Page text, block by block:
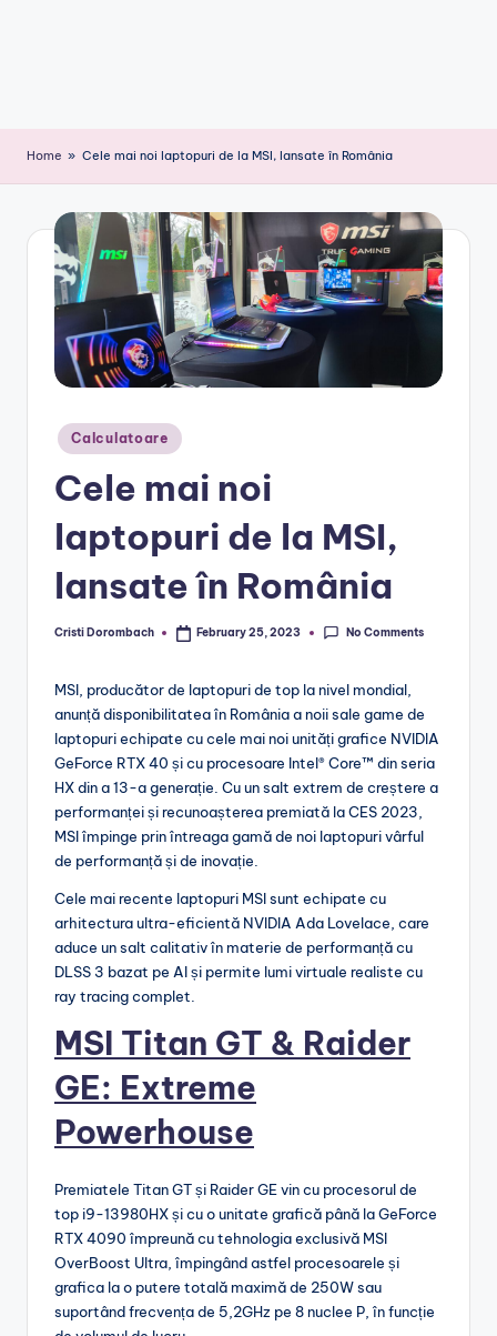
Home » Cele mai noi laptopuri de la MSI, lansate în România
Posted
in
Calculatoare
Cele mai noi
laptopuri de la MSI,
lansate în România
Posted
Cristi Dorombach February 25, 2023 No Comments
MSI, producător de laptopuri de top la nivel mondial,
anunță disponibilitatea în România a noii sale game de
laptopuri echipate cu cele mai noi unități grafice NVIDIA
GeForce RTX 40 și cu procesoare Intel® Core™ din seria
HX din a 13-a generație. Cu un salt extrem de creștere a
performanței și recunoașterea premiată la CES 2023,
MSI împinge prin întreaga gamă de noi laptopuri vârful
de performanță și de inovație.
Cele mai recente laptopuri MSI sunt echipate cu
arhitectura ultra-eficientă NVIDIA Ada Lovelace, care
aduce un salt calitativ în materie de performanță cu
DLSS 3 bazat pe AI și permite lumi virtuale realiste cu
ray tracing complet.
MSI Titan GT & Raider
GE: Extreme
Powerhouse
Premiatele Titan GT și Raider GE vin cu procesorul de
top i9-13980HX și cu o unitate grafică până la GeForce
RTX 4090 împreună cu tehnologia exclusivă MSI
OverBoost Ultra, împingând astfel procesoarele și
grafica la o putere totală maximă de 250W sau
suportând frecvența de 5,2GHz pe 8 nuclee P, în funcție